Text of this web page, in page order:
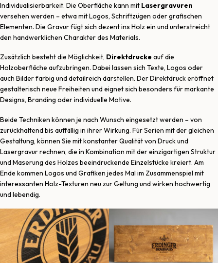
Individualisierbarkeit. Die Oberfläche kann mit Lasergravuren
versehen werden – etwa mit Logos, Schriftzügen oder grafischen
Elementen. Die Gravur fügt sich dezent ins Holz ein und unterstreicht
den handwerklichen Charakter des Materials.
Zusätzlich besteht die Möglichkeit, Direktdrucke auf die
Holzoberfläche aufzubringen. Dabei lassen sich Texte, Logos oder
auch Bilder farbig und detailreich darstellen. Der Direktdruck eröffnet
gestalterisch neue Freiheiten und eignet sich besonders für markante
Designs, Branding oder individuelle Motive.
Beide Techniken können je nach Wunsch eingesetzt werden – von
zurückhaltend bis auffällig in ihrer Wirkung. Für Serien mit der gleichen
Gestaltung, können Sie mit konstanter Qualität von Druck und
Lasergravur rechnen, die in Kombination mit der einzigartigen Struktur
und Maserung des Holzes beeindruckende Einzelstücke kreiert. Am
Ende kommen Logos und Grafiken jedes Mal im Zusammenspiel mit
interessanten Holz-Texturen neu zur Geltung und wirken hochwertig
und lebendig.